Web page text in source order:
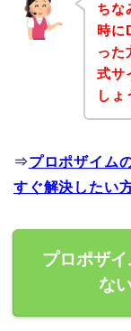
ちな
時に
った
式サ
しょ
⇒プロポザイム
すぐ解決したい
プロポザ
な